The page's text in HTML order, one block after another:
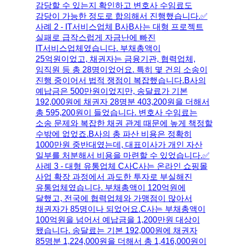
감당할 수 있는지 확인하고 변호사 수임료도
감당이 가능한 정도로 합의해서 진행했습니다.​✅
사례 2 - IT서비스업체 B사​B사는 대형 프로젝트
실패로 급작스럽게 자금난에 빠진
IT서비스업체였습니다. 부채총액이
25억원이었고, 채권자는 금융기관, 협력업체,
임직원 등 총 28명이었어요. 특히 몇 건의 소송이
진행 중이어서 법적 쟁점이 복잡했습니다.​B사의
예납금은 500만원이었지만, 송달료가 기본
192,000원에 채권자 28명분 403,200원을 더해서
총 595,200원이 들었습니다. 변호사 수임료는
소송 문제와 복잡한 채권 관계 때문에 높게 책정할
수밖에 없었죠.​B사의 총 파산 비용은 정확히
1000만원 중반대였는데, 대표이사가 개인 자산
일부를 처분해서 비용을 마련할 수 있었습니다.​✅
사례 3 - 대형 유통업체 C사​C사는 온라인 쇼핑몰
사업 확장 과정에서 과도한 투자로 부실해진
유통업체였습니다. 부채총액이 120억원에
달했고, 전국에 협력업체와 가맹점이 많아서
채권자가 85명이나 되었어요.​C사는 부채총액이
100억원을 넘어서 예납금을 1,200만원 대상이
됐습니다. 송달료는 기본 192,000원에 채권자
85명분 1,224,000원을 더해서 총 1,416,000원이